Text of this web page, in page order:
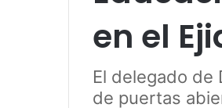
en el
El delegado de
de puertas